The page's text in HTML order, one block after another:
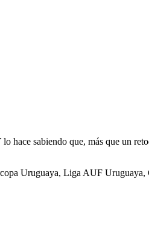
hace sabiendo que, más que un
Uruguaya, Liga AUF